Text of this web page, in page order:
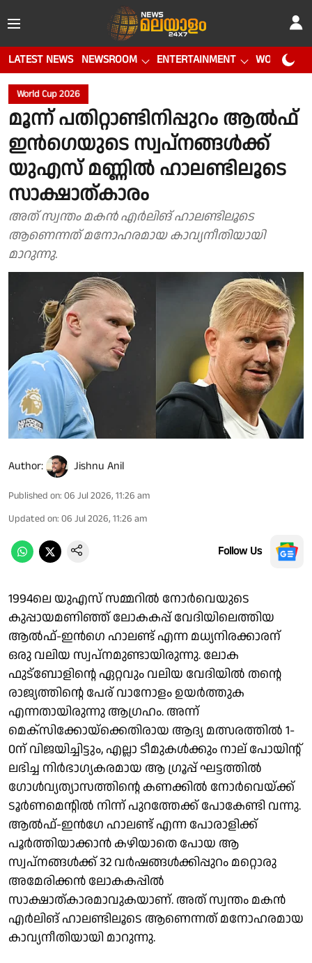
LATEST NEWS NEWSROOM ENTERTAINMENT WORLD CUP
World Cup 2026
മൂന്ന് പതിറ്റാണ്ടിനിപ്പുറം ആൽഫ്
ഇൻഗെയുടെ സ്വപ്നങ്ങൾക്ക്
യുഎസ് മണ്ണിൽ ഹാലണ്ടിലൂടെ
സാക്ഷാത്കാരം
അത് സ്വന്തം മകൻ എർലിങ് ഹാലണ്ടിലൂടെ
ആണെന്നത് മനോഹരമായ കാവ്യനീതിയായി
മാറുന്നു.
Author: Jishnu Anil
Published on: 06 Jul 2026, 11:26 am
Updated on: 06 Jul 2026, 11:26 am
Follow Us
1994ലെ യുഎസ് സമ്മറിൽ നോർവെയുടെ
കുപ്പായമണിഞ്ഞ് ലോകകപ്പ് വേദിയിലെത്തിയ
ആൽഫ്-ഇൻഗെ ഹാലണ്ട് എന്ന മധ്യനിരക്കാരന്
ഒരു വലിയ സ്വപ്നമുണ്ടായിരുന്നു. ലോക
ഫുട്ബോളിൻ്റെ ഏറ്റവും വലിയ വേദിയിൽ തൻ്റെ
രാജ്യത്തിൻ്റെ പേര് വാനോളം ഉയർത്തുക
എന്നതായിരുന്നു ആഗ്രഹം. അന്ന്
മെക്സിക്കോയ്‌ക്കെതിരായ ആദ്യ മത്സരത്തിൽ 1-
0ന് വിജയിച്ചിട്ടും, എല്ലാ ടീമുകൾക്കും നാല് പോയിൻ്റ്
ലഭിച്ച നിർഭാഗ്യകരമായ ആ ഗ്രൂപ്പ് ഘട്ടത്തിൽ
ഗോൾവ്യത്യാസത്തിൻ്റെ കണക്കിൽ നോർവെയ്ക്ക്
ടൂർണമെന്റിൽ നിന്ന് പുറത്തേക്ക് പോകേണ്ടി വന്നു.
ആൽഫ്-ഇൻഗേ ഹാലണ്ട് എന്ന പോരാളിക്ക്
പൂർത്തിയാക്കാൻ കഴിയാതെ പോയ ആ
സ്വപ്നങ്ങൾക്ക് 32 വർഷങ്ങൾക്കിപ്പുറം മറ്റൊരു
അമേരിക്കൻ ലോകകപ്പിൽ
സാക്ഷാത്കാരമാവുകയാണ്. അത് സ്വന്തം മകൻ
എർലിങ് ഹാലണ്ടിലൂടെ ആണെന്നത് മനോഹരമായ
കാവ്യനീതിയായി മാറുന്നു.